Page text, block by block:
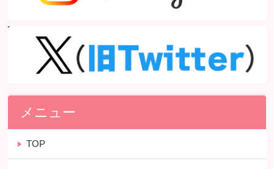
メニュー
TOP